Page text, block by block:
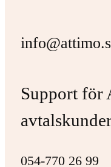
Support för
054-770 26 99